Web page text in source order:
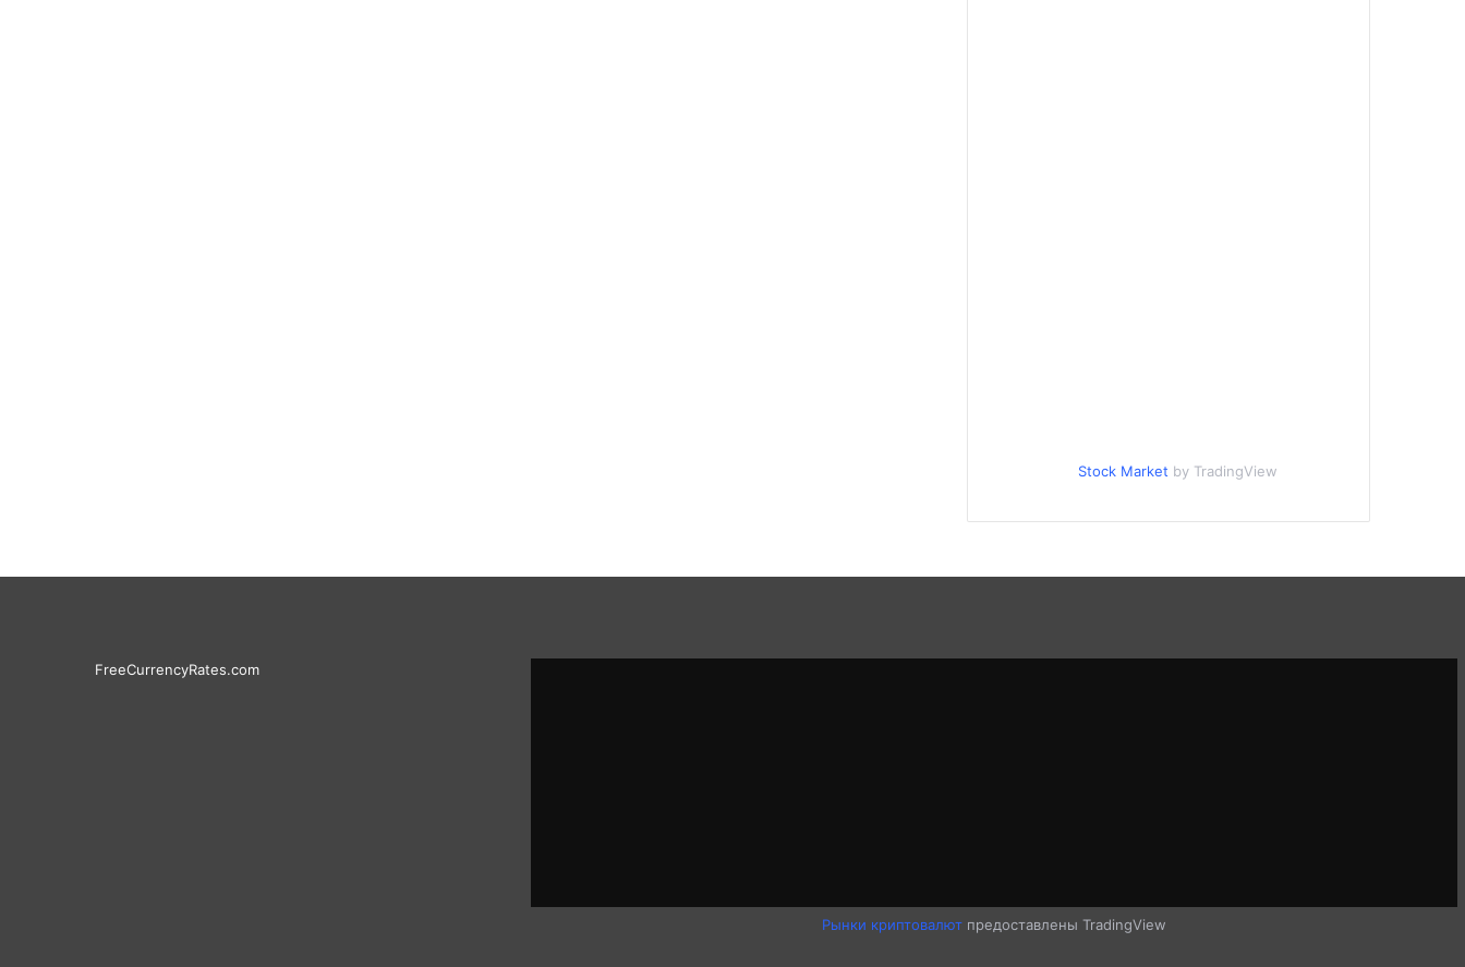
Stock Market by TradingView
FreeCurrencyRates.com
Рынки криптовалютпредоставлены TradingView